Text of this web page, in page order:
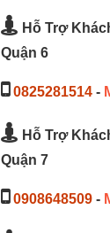
Hỗ Trợ
Quận 6
0825281514-
Hỗ Trợ
Quận 7
0908648509-